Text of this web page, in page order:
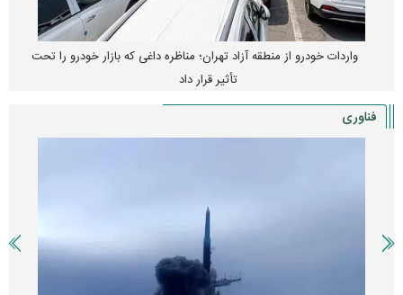
واردات خودرو از منطقه آزاد تهران؛ مناظره داغی که بازار خودرو را تحت
تأثیر قرار داد
فناوری